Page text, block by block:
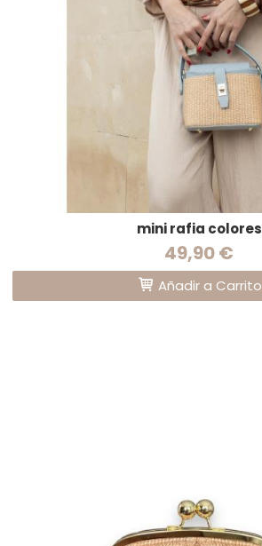
mini rafia colores
49,90 €
Añadir a Carrito